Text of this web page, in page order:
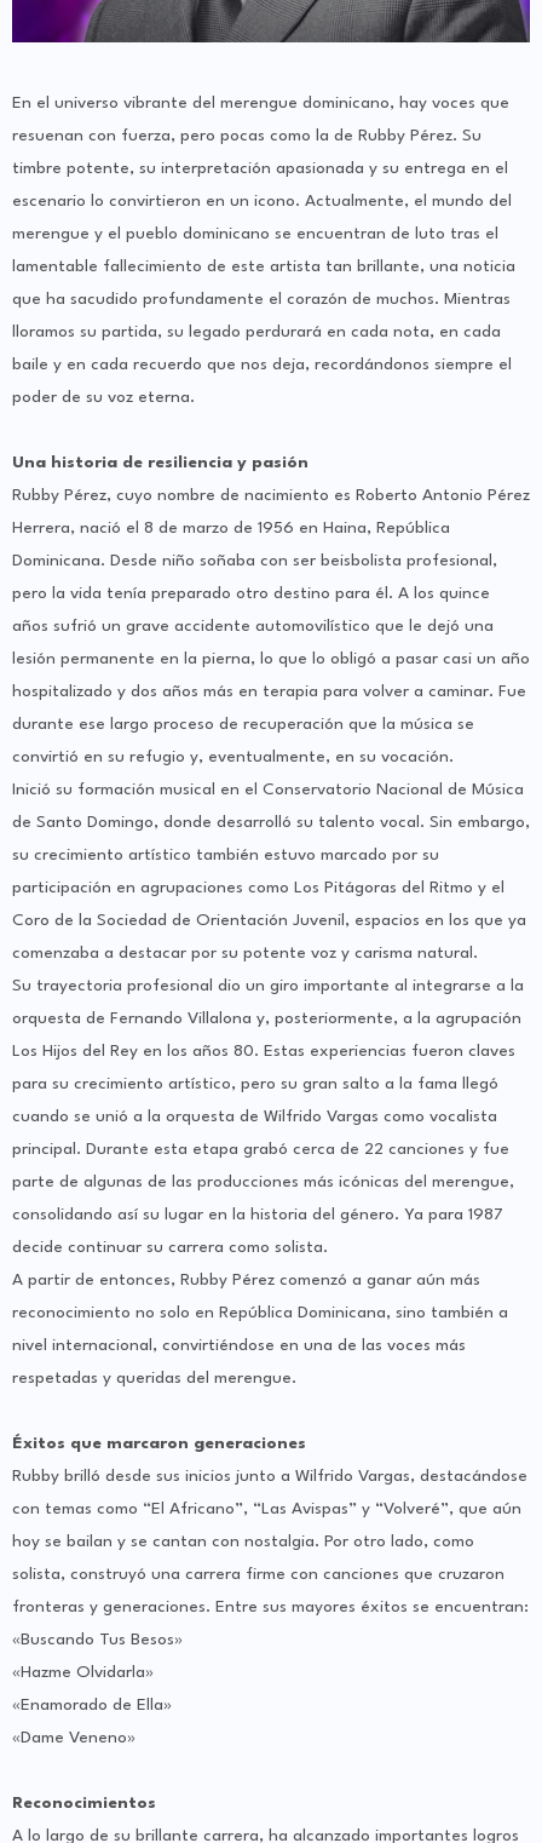
En el universo vibrante del merengue dominicano, hay voces que
resuenan con fuerza, pero pocas como la de Rubby Pérez. Su
timbre potente, su interpretación apasionada y su entrega en el
escenario lo convirtieron en un icono. Actualmente, el mundo del
merengue y el pueblo dominicano se encuentran de luto tras el
lamentable fallecimiento de este artista tan brillante, una noticia
que ha sacudido profundamente el corazón de muchos. Mientras
lloramos su partida, su legado perdurará en cada nota, en cada
baile y en cada recuerdo que nos deja, recordándonos siempre el
poder de su voz eterna.
Una historia de resiliencia y pasión
Rubby Pérez, cuyo nombre de nacimiento es Roberto Antonio Pérez
Herrera, nació el 8 de marzo de 1956 en Haina, República
Dominicana. Desde niño soñaba con ser beisbolista profesional,
pero la vida tenía preparado otro destino para él. A los quince
años sufrió un grave accidente automovilístico que le dejó una
lesión permanente en la pierna, lo que lo obligó a pasar casi un año
hospitalizado y dos años más en terapia para volver a caminar. Fue
durante ese largo proceso de recuperación que la música se
convirtió en su refugio y, eventualmente, en su vocación.
Inició su formación musical en el Conservatorio Nacional de Música
de Santo Domingo, donde desarrolló su talento vocal. Sin embargo,
su crecimiento artístico también estuvo marcado por su
participación en agrupaciones como Los Pitágoras del Ritmo y el
Coro de la Sociedad de Orientación Juvenil, espacios en los que ya
comenzaba a destacar por su potente voz y carisma natural.
Su trayectoria profesional dio un giro importante al integrarse a la
orquesta de Fernando Villalona y, posteriormente, a la agrupación
Los Hijos del Rey en los años 80. Estas experiencias fueron claves
para su crecimiento artístico, pero su gran salto a la fama llegó
cuando se unió a la orquesta de Wilfrido Vargas como vocalista
principal. Durante esta etapa grabó cerca de 22 canciones y fue
parte de algunas de las producciones más icónicas del merengue,
consolidando así su lugar en la historia del género. Ya para 1987
decide continuar su carrera como solista.
A partir de entonces, Rubby Pérez comenzó a ganar aún más
reconocimiento no solo en República Dominicana, sino también a
nivel internacional, convirtiéndose en una de las voces más
respetadas y queridas del merengue.
Éxitos que marcaron generaciones
Rubby brilló desde sus inicios junto a Wilfrido Vargas, destacándose
con temas como “El Africano”, “Las Avispas” y “Volveré”, que aún
hoy se bailan y se cantan con nostalgia. Por otro lado, como
solista, construyó una carrera firme con canciones que cruzaron
fronteras y generaciones. Entre sus mayores éxitos se encuentran:
«Buscando Tus Besos»
«Hazme Olvidarla»
«Enamorado de Ella»
«Dame Veneno»
Reconocimientos
A lo largo de su brillante carrera, ha alcanzado importantes logros